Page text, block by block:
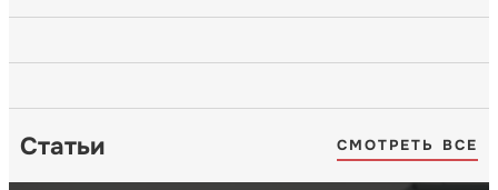
Статьи СМОТРЕТЬ ВСЕ